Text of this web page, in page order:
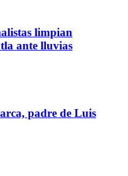
limpian
ante lluvias
padre de Luis